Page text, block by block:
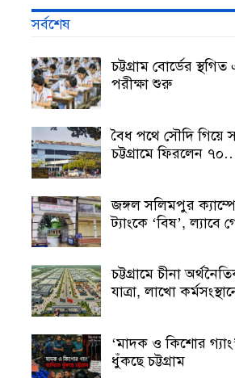
সর্বশেষ
চট্টগ্রাম বোর্ডের
পরীক্ষা শুরু
বৈধ পথে সৌদি গিয়ে
চট্টগ্রামে ফিরলেন
জঙ্গল সলিমপুর
ট্যাংকে ‘বিষ’, ল্যাবে
চট্টগ্রামে চীনা
যাত্রা, লাখো
‘মাদক ও কিশোর
ধুঁকছে চট্টগ্রাম